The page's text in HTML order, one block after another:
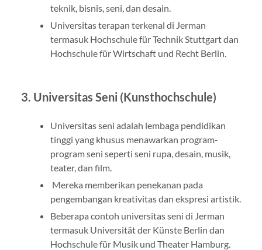
teknik, bisnis, seni, dan desain.
Universitas terapan terkenal di Jerman
termasuk Hochschule für Technik Stuttgart dan
Hochschule für Wirtschaft und Recht Berlin.
3. Universitas Seni (Kunsthochschule)
Universitas seni adalah lembaga pendidikan
tinggi yang khusus menawarkan program-
program seni seperti seni rupa, desain, musik,
teater, dan film.
Mereka memberikan penekanan pada
pengembangan kreativitas dan ekspresi artistik.
Beberapa contoh universitas seni di Jerman
termasuk Universität der Künste Berlin dan
Hochschule für Musik und Theater Hamburg.